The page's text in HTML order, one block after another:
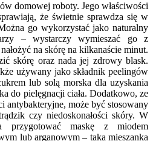
domowej roboty. Jego właściwości
że świetnie sprawdza się w
go wykorzystać jako naturalny
– wystarczy wymieszać go z
na skórę na kilkanaście minut.
skórę oraz nada jej zdrowy blask.
używany jako składnik peelingów
lub solą morska dla uzyskania
do pielęgnacji ciała. Dodatkowo, ze
antybakteryjne, może być stosowany
czy niedoskonałości skóry. W
przygotować maskę z miodem
lub arganowym – taka mieszanka